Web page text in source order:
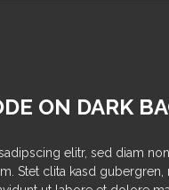
ON DARK
elitr, sed diam
Stet clita kasd